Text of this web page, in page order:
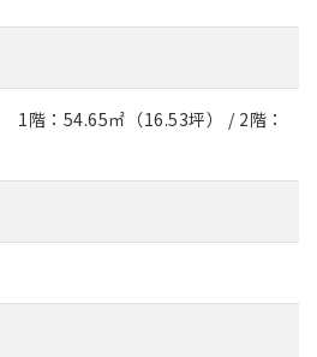
階：54.65㎡（16.53坪） / 2階：